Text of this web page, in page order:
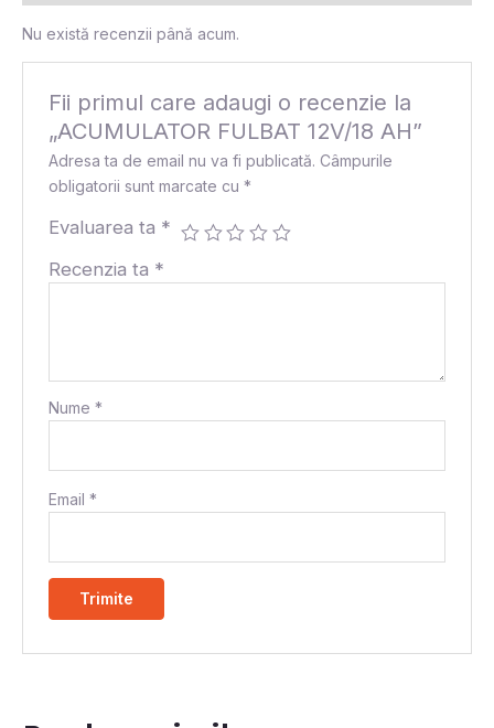
Nu există recenzii până acum.
Fii primul care adaugi o recenzie la
„ACUMULATOR FULBAT 12V/18 AH”
Adresa ta de email nu va fi publicată. Câmpurile
obligatorii sunt marcate cu*
Evaluarea ta *
Recenzia ta *
Nume*
Email*